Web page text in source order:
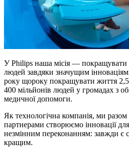
У Philips наша місія — покращувати
людей завдяки значущим
року щороку покращувати життя
400 мільйонів людей у громадах з
медичної допомоги.
Як технологічна компанія, ми
партнерами створюємо інновації
незмінним переконанням: завжди є
кращим.